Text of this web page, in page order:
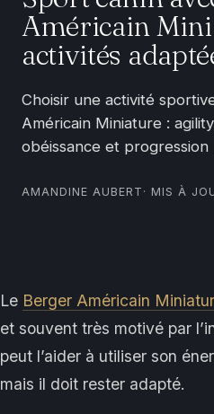
Américain
activités
Choisir une activité
Américain Miniature :
obéissance et
AMANDINE AUBERT · MIS À
Le Berger Américain
et souvent très motivé par
peut l’aider à utiliser son
mais il doit rester adapté.